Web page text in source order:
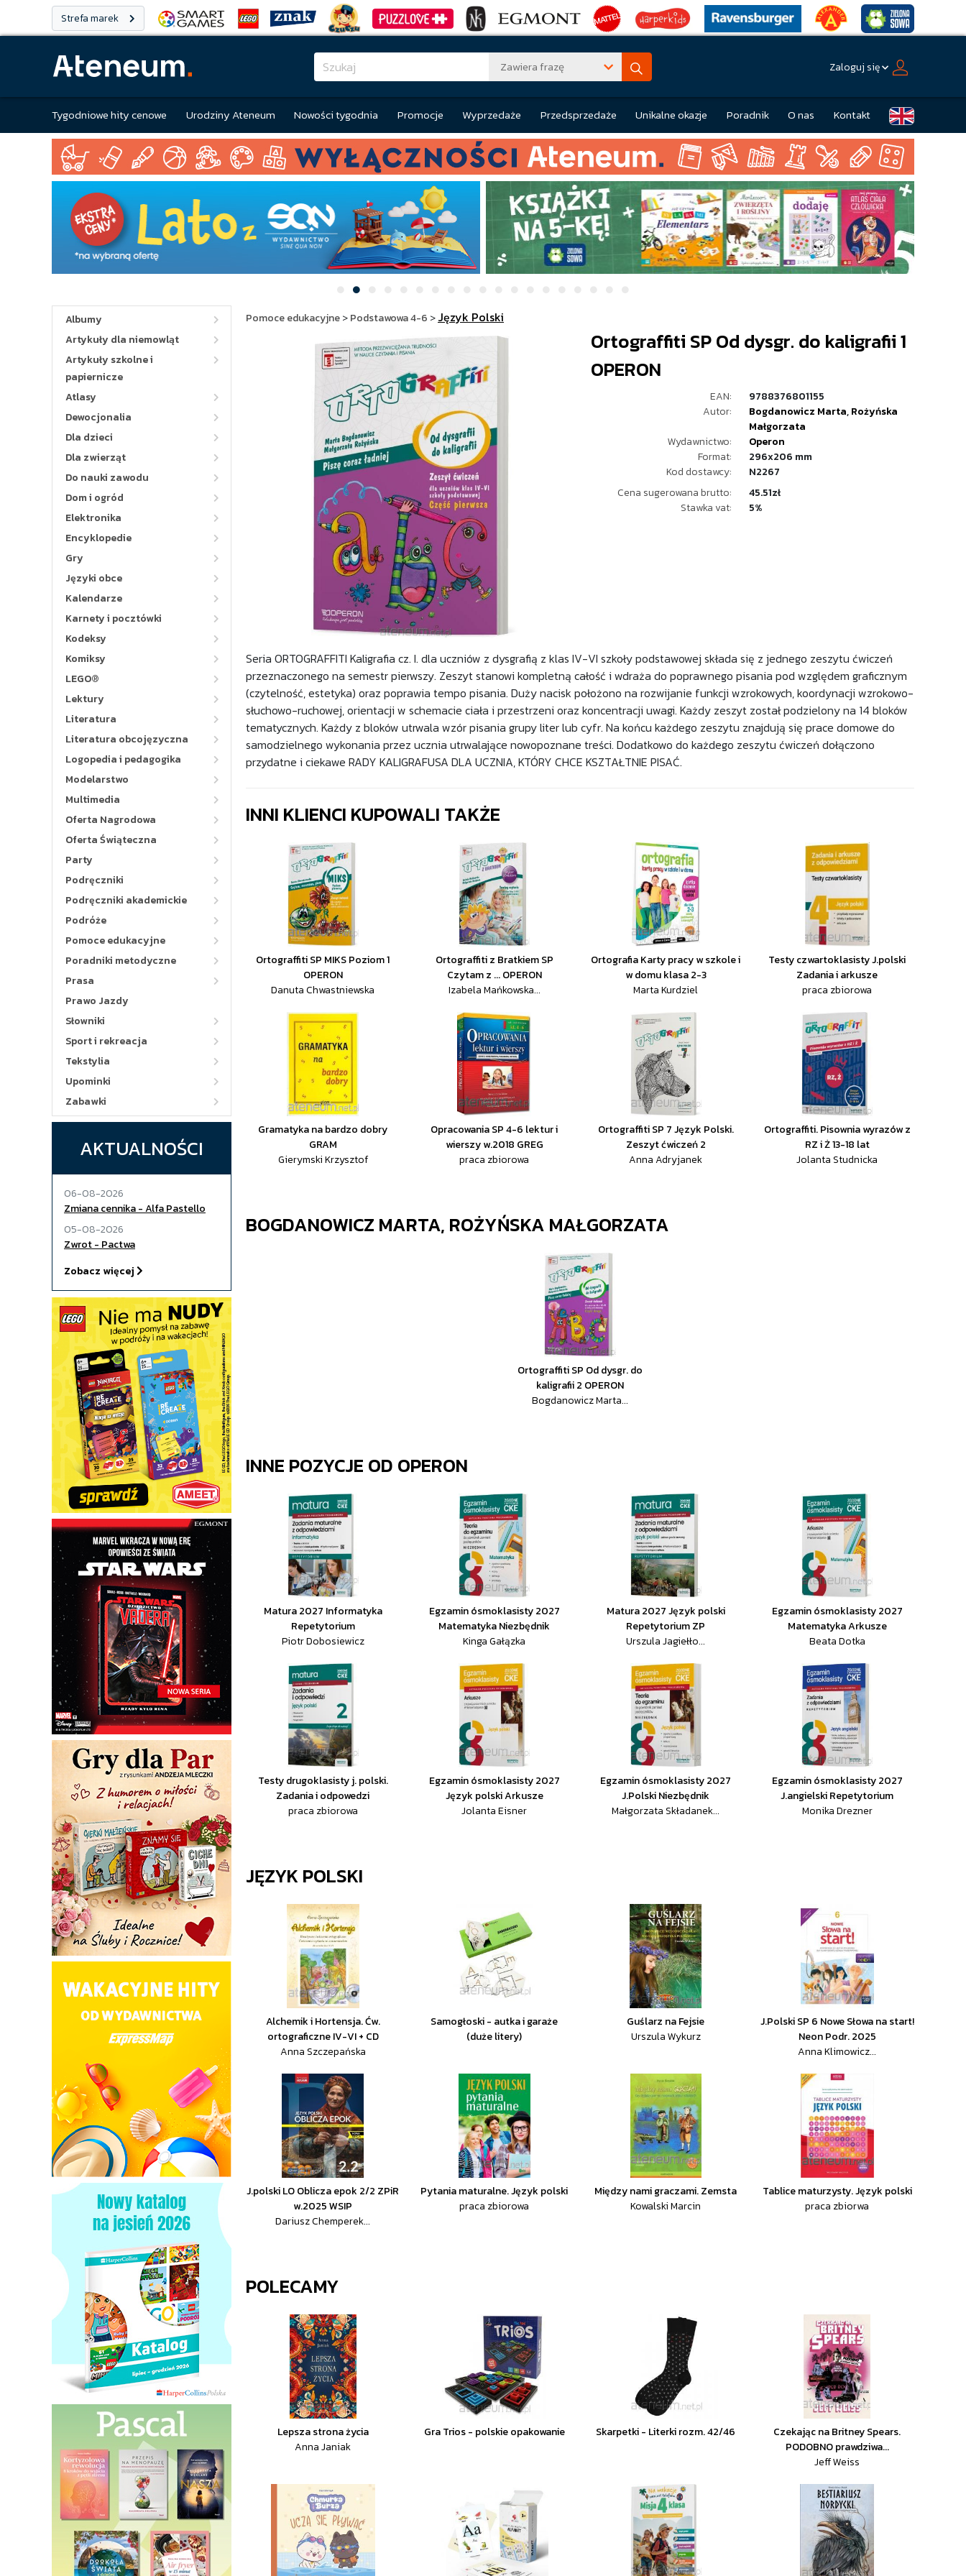
Strefa marek
Zawiera frazę Zaloguj się
Tygodniowe hity cenowe Urodziny Ateneum Nowości tygodnia Promocje Wyprzedaże Przedsprzedaże Unikalne okazje Poradnik O nas Kontakt
Albumy
Artykuły dla niemowląt
Artykuły szkolne i
papiernicze
Atlasy
Dewocjonalia
Dla dzieci
Dla zwierząt
Do nauki zawodu
Dom i ogród
Elektronika
Encyklopedie
Gry
Języki obce
Kalendarze
Karnety i pocztówki
Kodeksy
Komiksy
LEGO®
Lektury
Literatura
Literatura obcojęzyczna
Logopedia i pedagogika
Modelarstwo
Multimedia
Oferta Nagrodowa
Oferta Świąteczna
Party
Podręczniki
Podręczniki akademickie
Podróże
Pomoce edukacyjne
Poradniki metodyczne
Prasa
Prawo Jazdy
Słowniki
Sport i rekreacja
Tekstylia
Upominki
Zabawki
AKTUALNOŚCI
06-08-2026
Zmiana cennika - Alfa Pastello
05-08-2026
Zwrot - Pactwa
Zobacz więcej
Pomoce edukacyjne>Podstawowa 4-6 >Język Polski
Ortograffiti SP Od dysgr. do kaligrafii 1
OPERON
EAN:
9788376801155
Autor:
Bogdanowicz Marta,Rożyńska
Małgorzata
Wydawnictwo:
Operon
Format:
296x206 mm
Kod dostawcy:
N2267
Cena sugerowana brutto:
45.51zł
Stawka vat:
5%
Seria ORTOGRAFFITI Kaligrafia cz. I. dla uczniów z dysgrafią z klas IV-VI szkoły podstawowej składa się z jednego zeszytu ćwiczeń
przeznaczonego na semestr pierwszy. Zeszyt stanowi kompletną całość i wdraża do poprawnego pisania pod względem graficznym
(czytelność, estetyka) oraz poprawia tempo pisania. Duży nacisk położono na rozwijanie funkcji wzrokowych, koordynacji wzrokowo-
słuchowo-ruchowej, orientacji w schemacie ciała i przestrzeni oraz koncentracji uwagi. Każdy zeszyt został podzielony na 14 bloków
tematycznych. Każdy z bloków utrwala wzór pisania grupy liter lub cyfr. Na końcu każdego zeszytu znajdują się prace domowe do
samodzielnego wykonania przez ucznia utrwalające nowopoznane treści. Dodatkowo do każdego zeszytu ćwiczeń dołączono
przydatne i ciekawe RADY KALIGRAFUSA DLA UCZNIA, KTÓRY CHCE KSZTAŁTNIE PISAĆ.
INNI KLIENCI KUPOWALI TAKŻE
Ortograffiti SP MIKS Poziom 1
OPERON
Danuta Chwastniewska
Ortograffiti z Bratkiem SP
Czytam z ... OPERON
Izabela Mańkowska...
Ortografia Karty pracy w szkole i
w domu klasa 2-3
Marta Kurdziel
Testy czwartoklasisty J.polski
Zadania i arkusze
praca zbiorowa
Gramatyka na bardzo dobry
GRAM
Gierymski Krzysztof
Opracowania SP 4-6 lektur i
wierszy w.2018 GREG
praca zbiorowa
Ortograffiti SP 7 Język Polski.
Zeszyt ćwiczeń 2
Anna Adryjanek
Ortograffiti. Pisownia wyrazów z
RZ i Ż 13-18 lat
Jolanta Studnicka
BOGDANOWICZ MARTA, ROŻYŃSKA MAŁGORZATA
Ortograffiti SP Od dysgr. do
kaligrafii 2 OPERON
Bogdanowicz Marta...
INNE POZYCJE OD OPERON
Matura 2027 Informatyka
Repetytorium
Piotr Dobosiewicz
Egzamin ósmoklasisty 2027
Matematyka Niezbędnik
Kinga Gałązka
Matura 2027 Język polski
Repetytorium ZP
Urszula Jagiełło...
Egzamin ósmoklasisty 2027
Matematyka Arkusze
Beata Dotka
Testy drugoklasisty j. polski.
Zadania i odpowedzi
praca zbiorowa
Egzamin ósmoklasisty 2027
Język polski Arkusze
Jolanta Eisner
Egzamin ósmoklasisty 2027
J.Polski Niezbędnik
Małgorzata Składanek...
Egzamin ósmoklasisty 2027
J.angielski Repetytorium
Monika Drezner
JĘZYK POLSKI
Alchemik i Hortensja. Ćw.
ortograficzne IV-VI + CD
Anna Szczepańska
Samogłoski - autka i garaże
(duże litery)
Guślarz na Fejsie
Urszula Wykurz
J.Polski SP 6 Nowe Słowa na start!
Neon Podr. 2025
Anna Klimowicz...
J.polski LO Oblicza epok 2/2 ZPiR
w.2025 WSIP
Dariusz Chemperek...
Pytania maturalne. Język polski
praca zbiorowa
Między nami graczami. Zemsta
Kowalski Marcin
Tablice maturzysty. Język polski
praca zbiorwa
POLECAMY
Lepsza strona życia
Anna Janiak
Gra Trios - polskie opakowanie Skarpetki - Literki rozm. 42/46
Czekając na Britney Spears.
PODOBNO prawdziwa...
Jeff Weiss